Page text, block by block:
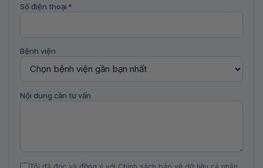
Số điện thoại *
Bệnh viện
Nội dung cần tư vấn